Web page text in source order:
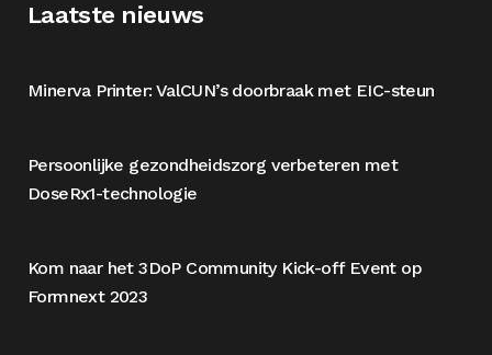
Laatste nieuws
Minerva Printer: ValCUN’s doorbraak met EIC-steun
Persoonlijke gezondheidszorg verbeteren met
DoseRx1-technologie
Kom naar het 3DoP Community Kick-off Event op
Formnext 2023